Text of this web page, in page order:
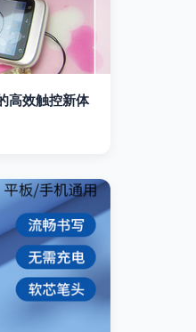
高效触控新体